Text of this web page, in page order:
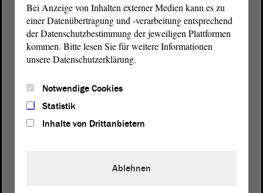
Landtag von Sachsen-Anhalt
Bei Anzeige von Inhalten externer Medien kann es zu
einer Datenübertragung und -verarbeitung entsprechend
der Datenschutzbestimmung der jeweiligen Plattformen
kommen. Bitte lesen Sie für weitere Informationen
unsere Datenschutzerklärung.
Notwendige Cookies
Statistik
Inhalte von Drittanbietern
Ablehnen